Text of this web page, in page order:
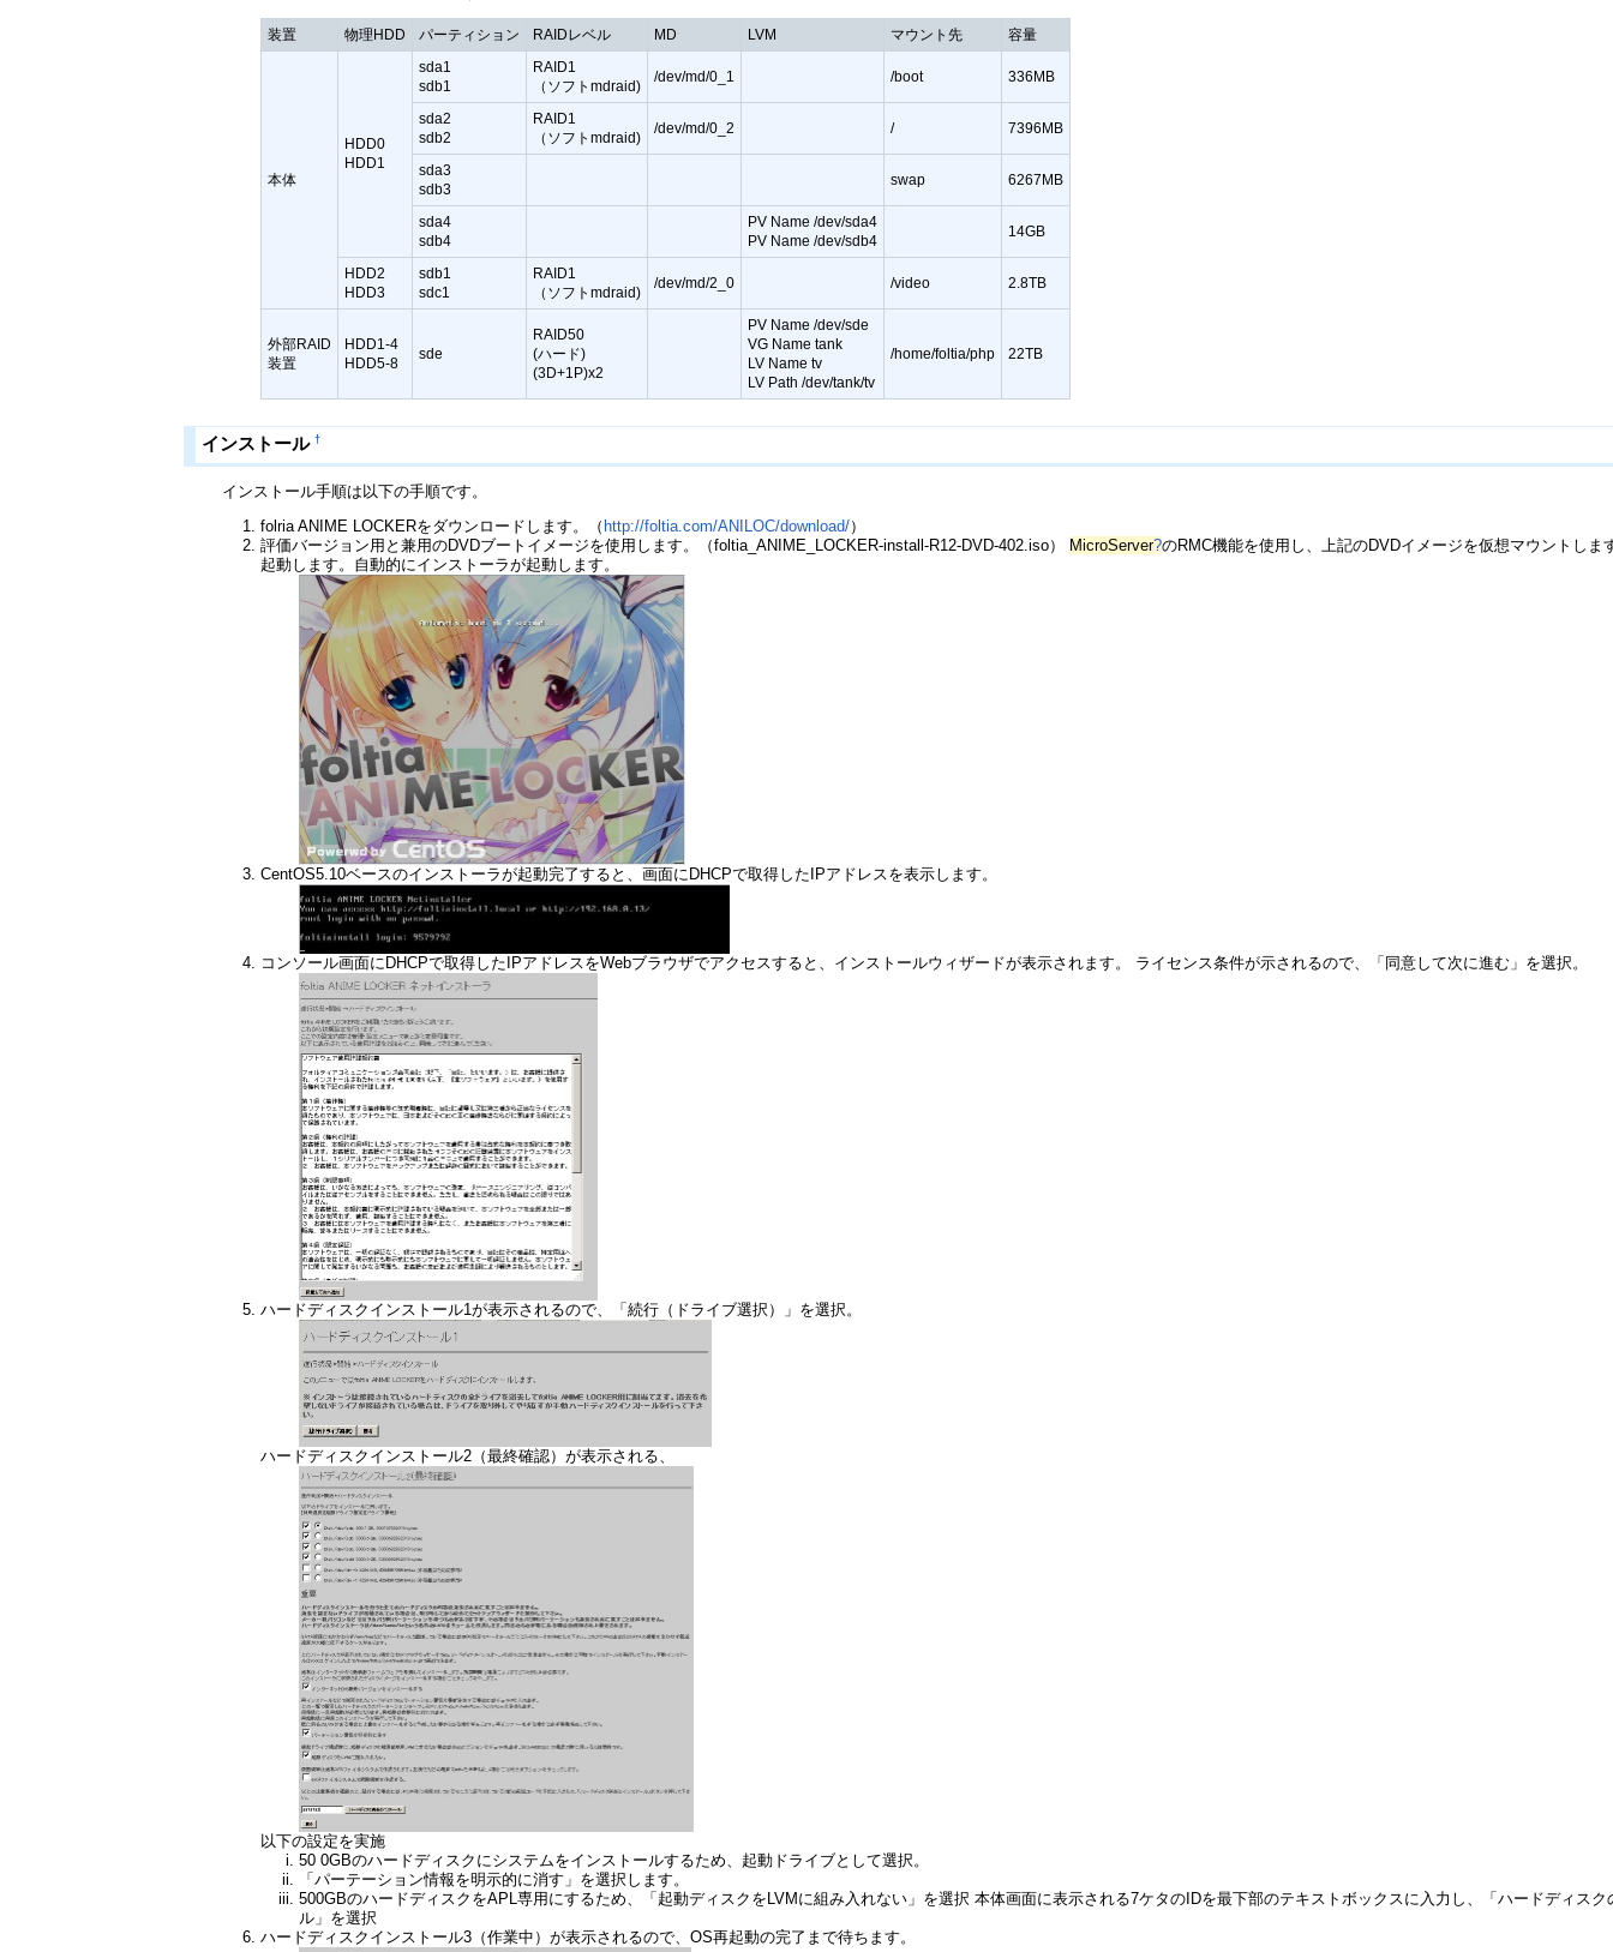
装置 物理HDD パーティション RAIDレベル MD LVM マウント先 容量
本体
HDD0
HDD1
sda1
sdb1
RAID1
（ソフトmdraid)
/dev/md/0_1 /boot 336MB
sda2
sdb2
RAID1
（ソフトmdraid)
/dev/md/0_2 / 7396MB
sda3
sdb3
swap 6267MB
sda4
sdb4
PV Name /dev/sda4
PV Name /dev/sdb4
14GB
HDD2
HDD3
sdb1
sdc1
RAID1
（ソフトmdraid)
/dev/md/2_0 /video 2.8TB
外部RAID
装置
HDD1-4
HDD5-8
sde
RAID50
(ハード)
(3D+1P)x2
PV Name /dev/sde
VG Name tank
LV Name tv
LV Path /dev/tank/tv
/home/foltia/php 22TB
インストール †
インストール手順は以下の手順です。
folria ANIME LOCKERをダウンロードします。（ http://foltia.com/ANILOC/download/）
評価バージョン用と兼用のDVDブートイメージを使用します。（foltia_ANIME_LOCKER-install-R12-DVD-402.iso）
MicroServer?のRMC機能を使用し、上記のDVDイメージを仮想マウントしま
起動します。自動的にインストーラが起動します。
CentOS5.10ベースのインストーラが起動完了すると、画面にDHCPで取得したIPアドレスを表示します。
コンソール画面にDHCPで取得したIPアドレスをWebブラウザでアクセスすると、インストールウィザードが表示されます。 ライセンス条件が示されるので、「同意して次に進む」を選択。
ハードディスクインストール1が表示されるので、「続行（ドライブ選択）」を選択。
ハードディスクインストール2（最終確認）が表示される、
以下の設定を実施
50 0GBのハードディスクにシステムをインストールするため、起動ドライブとして選択。
「パーテーション情報を明示的に消す」を選択します。
500GBのハードディスクをAPL専用にするため、「起動ディスクをLVMに組み入れない」を選択 本体画面に表示される7ケタのIDを最下部のテキストボックスに入力し、「ハードディス
ル」を選択
ハードディスクインストール3（作業中）が表示されるので、OS再起動の完了まで待ちます。